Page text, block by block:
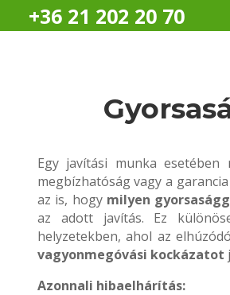
+36 21 202 20 70
Egy javítási munka esetében
megbízhatóság vagy a
az is, hogy milyen
az adott javítás. Ez
helyzetekben, ahol az
vagyonmegóvási kockázatot
Azonnali hibaelhárítás: